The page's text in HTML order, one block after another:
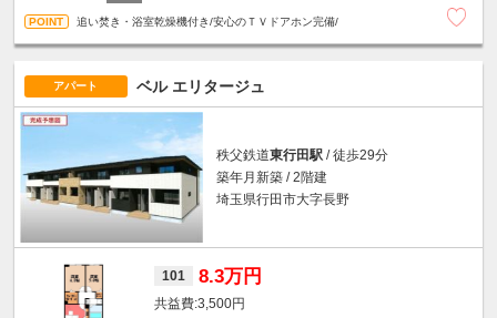
追い焚き・浴室乾燥機付き/安心のＴＶドアホン完備/
アパート ベル エリタージュ
秩父鉄道東行田駅 / 徒歩29分
築年月新築 / 2階建
埼玉県行田市大字長野
101 8.3万円
3,500円